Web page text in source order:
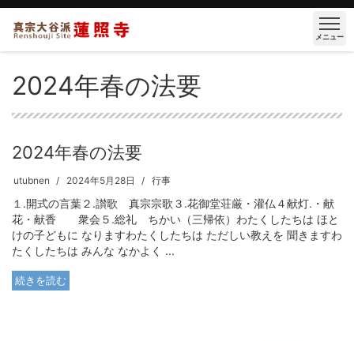
メニュー
2024年春の法要
2024年春の法要
utubnen 2024年5月28日 行事
１.開式の言葉２.讃歌 真宗宗歌３.花御堂荘厳・灌仏４献灯.・献
花・献香 衆会５.総礼 ちかい（三帰依）わたくしたちは ほと
けの子どもに なりますわたくしたちは ただしい教えを 聞きますわ
たくしたちは みんな なかよく ...
続きを読む